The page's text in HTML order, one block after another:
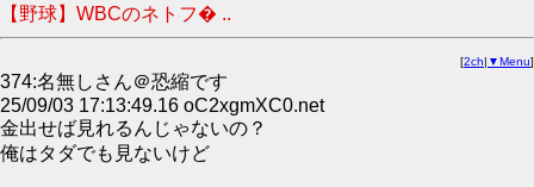
【野球】WBCのネトフ� ..
[2ch| ▼Menu]
374:名無しさん＠恐縮です
25/09/03 17:13:49.16 oC2xgmXC0.net
金出せば見れるんじゃないの？
俺はタダでも見ないけど